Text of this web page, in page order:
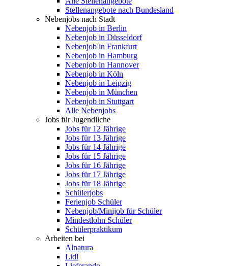
Stellenangebote nach Bundesland
Nebenjobs nach Stadt
Nebenjob in Berlin
Nebenjob in Düsseldorf
Nebenjob in Frankfurt
Nebenjob in Hamburg
Nebenjob in Hannover
Nebenjob in Köln
Nebenjob in Leipzig
Nebenjob in München
Nebenjob in Stuttgart
Alle Nebenjobs
Jobs für Jugendliche
Jobs für 12 Jährige
Jobs für 13 Jährige
Jobs für 14 Jährige
Jobs für 15 Jährige
Jobs für 16 Jährige
Jobs für 17 Jährige
Jobs für 18 Jährige
Schülerjobs
Ferienjob Schüler
Nebenjob/Minijob für Schüler
Mindestlohn Schüler
Schülerpraktikum
Arbeiten bei
Alnatura
Lidl